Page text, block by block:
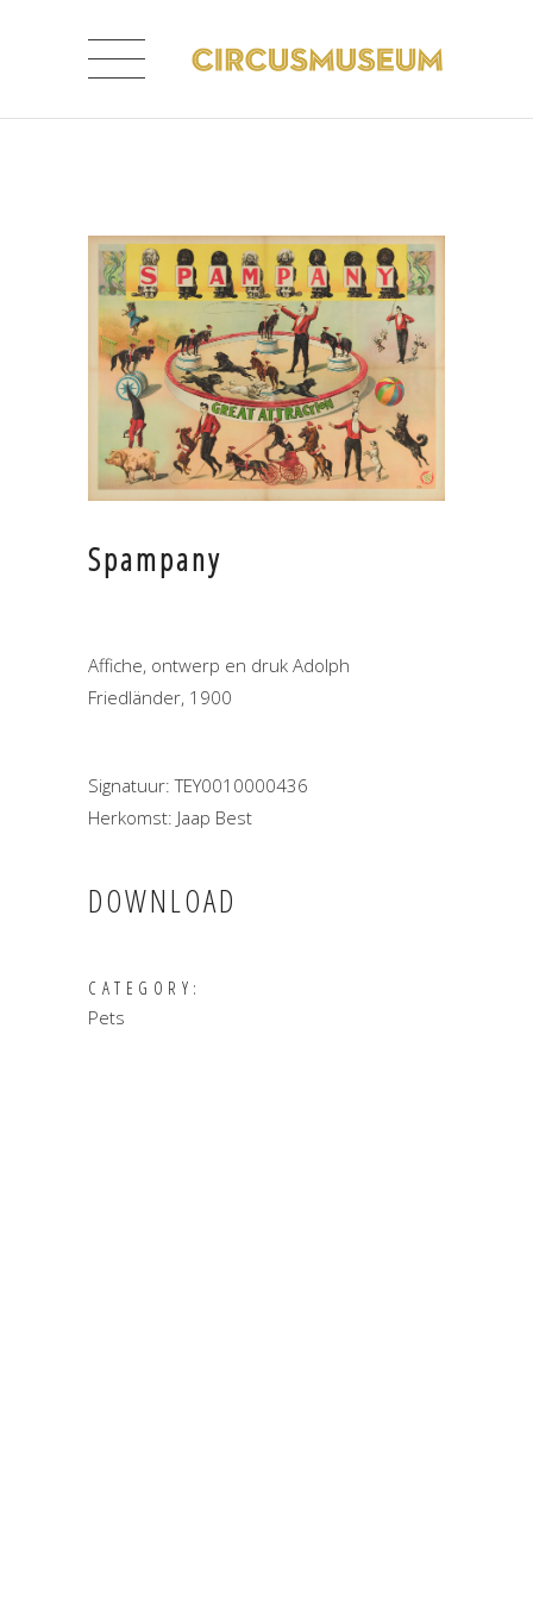
Spampany
Affiche, ontwerp en druk Adolph
Friedländer, 1900
Signatuur: TEY0010000436
Herkomst: Jaap Best
DOWNLOAD
CATEGORY:
Pets